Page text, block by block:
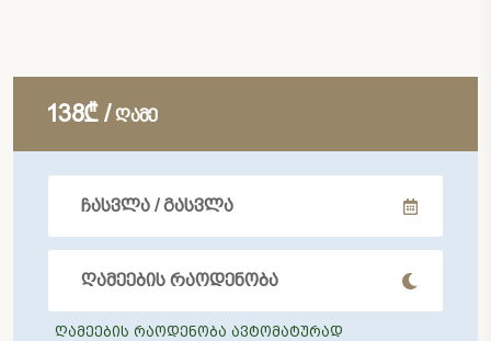
138₾ /ღამე
ღამეების რაოდენობა ავტომატურად